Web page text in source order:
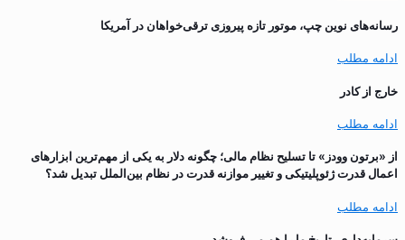
رسانه‌های نوین چپ، موتور تازه پیروزی ترقی‌خواهان در آمریکا
ادامه مطلب
خارج از کادر
ادامه مطلب
از «برتون وودز» تا تسلیح نظام مالی؛ چگونه دلار به یکی از مهم‌ترین ابزارهای
اعمال قدرت ژئوپلیتیکی و تغییر موازنه قدرت در نظام بین‌الملل تبدیل شد؟
ادامه مطلب